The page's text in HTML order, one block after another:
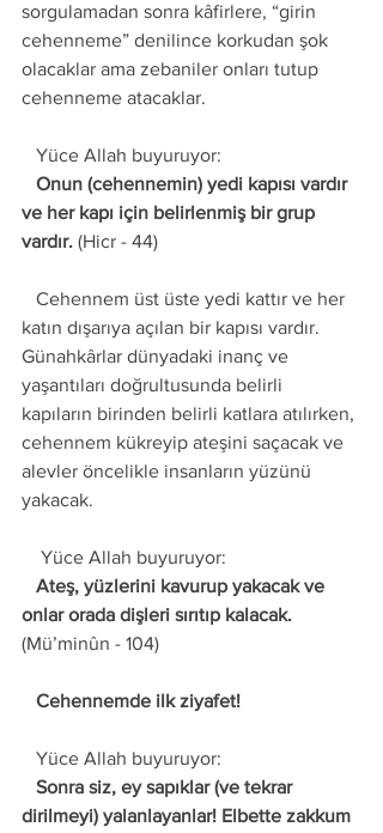
sorgulamadan sonra kâfirlere, “girin
cehenneme” denilince korkudan şok
olacaklar ama zebaniler onları tutup
cehenneme atacaklar.
   Yüce Allah buyuruyor:
ve her kapı için belirlenmiş bir grup
vardır. (Hicr - 44)
katın dışarıya açılan bir kapısı vardır.
Günahkârlar dünyadaki inanç ve
yaşantıları doğrultusunda belirli
kapıların birinden belirli katlara atılırken,
cehennem kükreyip ateşini saçacak ve
alevler öncelikle insanların yüzünü
yakacak.
    Yüce Allah buyuruyor:
onlar orada dişleri sırıtıp kalacak.
(Mü’minûn - 104)
   Cehennemde ilk ziyafet!
   Yüce Allah buyuruyor:
dirilmeyi) yalanlayanlar! Elbette zakkum